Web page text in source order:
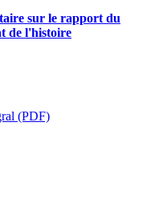
sur le rapport du
de l'histoire
(PDF)